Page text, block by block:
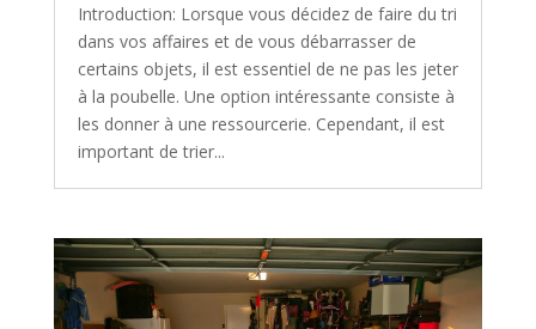
Introduction: Lorsque vous décidez de faire du tri
dans vos affaires et de vous débarrasser de
certains objets, il est essentiel de ne pas les jeter
à la poubelle. Une option intéressante consiste à
les donner à une ressourcerie. Cependant, il est
important de trier...